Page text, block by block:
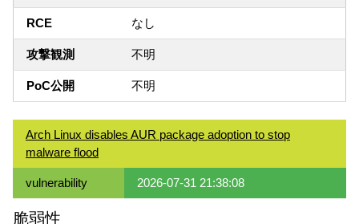
RCE なし
攻撃観測 不明
PoC公開 不明
Arch Linux disables AUR package adoption to stop
malware flood
vulnerability 2026-07-31 21:38:08
脆弱性